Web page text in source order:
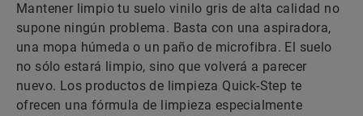
Mantener limpio tu suelo vinilo gris de alta calidad no
supone ningún problema. Basta con una aspiradora,
una mopa húmeda o un paño de microfibra. El suelo
no sólo estará limpio, sino que volverá a parecer
nuevo. Los productos de limpieza Quick-Step te
ofrecen una fórmula de limpieza especialmente